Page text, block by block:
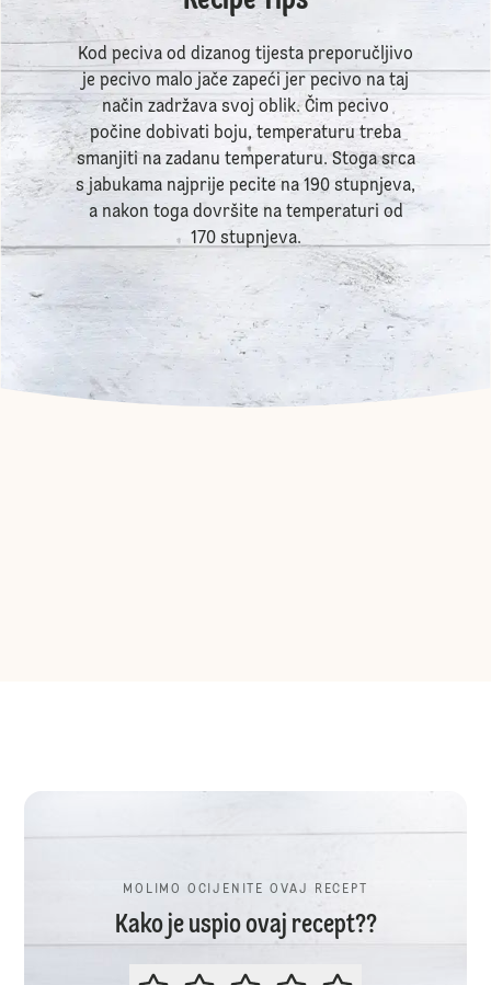
Kod peciva od dizanog tijesta preporučljivo
je pecivo malo jače zapeći jer pecivo na taj
način zadržava svoj oblik. Čim pecivo
počine dobivati boju, temperaturu treba
smanjiti na zadanu temperaturu. Stoga srca
s jabukama najprije pecite na 190 stupnjeva,
a nakon toga dovršite na temperaturi od
170 stupnjeva.
MOLIMO OCIJENITE OVAJ RECEPT
Kako je uspio ovaj recept??
MOLIMO OCIJENITE OVAJ